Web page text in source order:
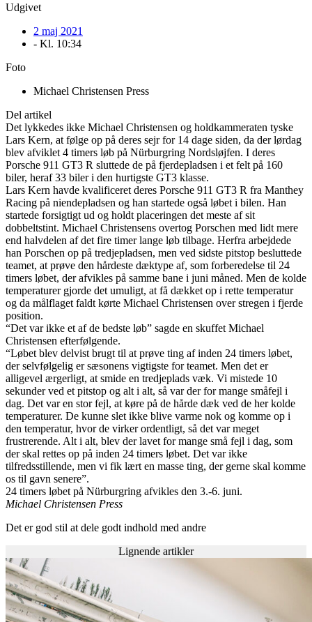
Udgivet
2 maj 2021
- Kl. 10:34
Foto
Michael Christensen Press
Del artikel
Det lykkedes ikke Michael Christensen og holdkammeraten tyske
Lars Kern, at følge op på deres sejr for 14 dage siden, da der lørdag
blev afviklet 4 timers løb på Nürburgring Nordsløjfen. I deres
Porsche 911 GT3 R sluttede de på fjerdepladsen i et felt på 160
biler, heraf 33 biler i den hurtigste GT3 klasse.
Lars Kern havde kvalificeret deres Porsche 911 GT3 R fra Manthey
Racing på niendepladsen og han startede også løbet i bilen. Han
startede forsigtigt ud og holdt placeringen det meste af sit
dobbeltstint. Michael Christensens overtog Porschen med lidt mere
end halvdelen af det fire timer lange løb tilbage. Herfra arbejdede
han Porschen op på tredjepladsen, men ved sidste pitstop besluttede
teamet, at prøve den hårdeste dæktype af, som forberedelse til 24
timers løbet, der afvikles på samme bane i juni måned. Men de kolde
temperaturer gjorde det umuligt, at få dækket op i rette temperatur
og da målflaget faldt kørte Michael Christensen over stregen i fjerde
position.
“Det var ikke et af de bedste løb” sagde en skuffet Michael
Christensen efterfølgende.
“Løbet blev delvist brugt til at prøve ting af inden 24 timers løbet,
der selvfølgelig er sæsonens vigtigste for teamet. Men det er
alligevel ærgerligt, at smide en tredjeplads væk. Vi mistede 10
sekunder ved et pitstop og alt i alt, så var der for mange småfejl i
dag. Det var en stor fejl, at køre på de hårde dæk ved de her kolde
temperaturer. De kunne slet ikke blive varme nok og komme op i
den temperatur, hvor de virker ordentligt, så det var meget
frustrerende. Alt i alt, blev der lavet for mange små fejl i dag, som
der skal rettes op på inden 24 timers løbet. Det var ikke
tilfredsstillende, men vi fik lært en masse ting, der gerne skal komme
os til gavn senere”.
24 timers løbet på Nürburgring afvikles den 3.-6. juni.
Michael Christensen Press
Det er god stil at dele godt indhold med andre
Lignende artikler